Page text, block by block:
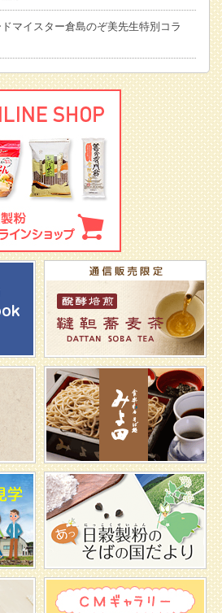
マイスター倉島のぞ美先生特別コラ